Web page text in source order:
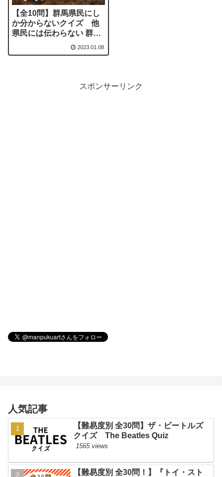
【全10問】群馬県民にし
か分からないクイズ 他
県民には伝わらない 群馬
2023.01.08
スポンサーリンク
人気記事
【難易度別 全30問】ザ・ビートルズ
クイズ The Beatles Quiz
1565 views
【難易度別 全30問！】『トイ・スト